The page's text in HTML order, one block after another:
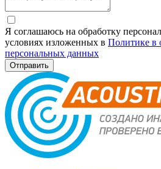
Я соглашаюсь на обработку
условиях изложенных в Политике в
персональных данных